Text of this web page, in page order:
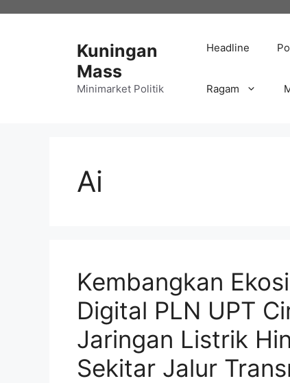
Kuningan
Mass
Minimarket Politik
Headline
Ragam
Ai
Kembangkan
Digital PLN UPT
Jaringan Listrik
Sekitar Jalur